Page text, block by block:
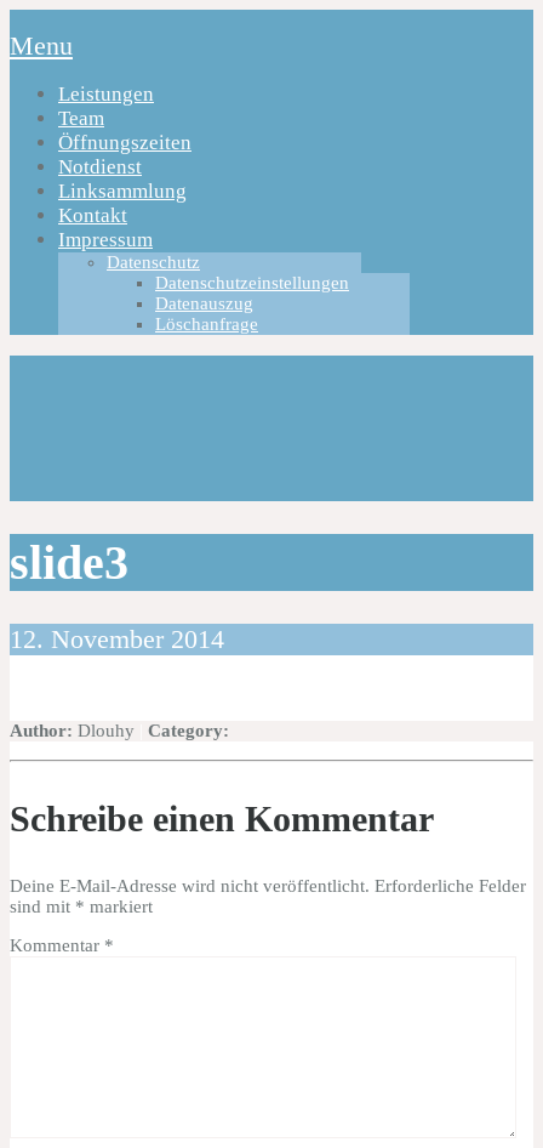
Menu
Leistungen
Team
Öffnungszeiten
Notdienst
Linksammlung
Kontakt
Impressum
Datenschutz
Datenschutzeinstellungen
Datenauszug
Löschanfrage
slide3
12. November 2014
Author: Dlouhy Category:
Schreibe einen Kommentar
Deine E-Mail-Adresse wird nicht veröffentlicht. Erforderliche Felder
sind mit * markiert
Kommentar *